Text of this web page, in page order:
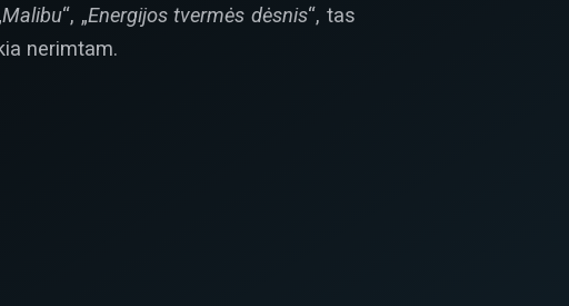
Malibu“, „Energijos tvermės dėsnis“, tas
nerimtam.